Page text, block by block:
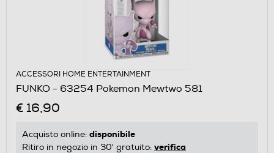
ACCESSORI HOME ENTERTAINMENT
FUNKO - 63254 Pokemon Mewtwo 581
€ 16,90
Acquisto online: disponibile
Ritiro in negozio in 30' gratuito: verifica